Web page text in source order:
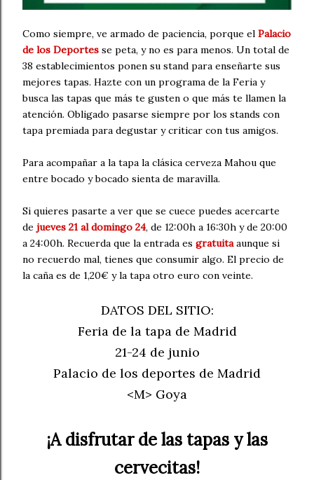
Como siempre, ve armado de paciencia, porque el Palacio
de los Deportes se peta, y no es para menos. Un total de
38 establecimientos ponen su stand para enseñarte sus
mejores tapas. Hazte con un programa de la Feria y
busca las tapas que más te gusten o que más te llamen la
atención. Obligado pasarse siempre por los stands con
tapa premiada para degustar y criticar con tus amigos.
Para acompañar a la tapa la clásica cerveza Mahou que
entre bocado y bocado sienta de maravilla.
Si quieres pasarte a ver que se cuece puedes acercarte
de jueves 21 al domingo 24, de 12:00h a 16:30h y de 20:00
a 24:00h. Recuerda que la entrada es gratuitaaunque si
no recuerdo mal, tienes que consumir algo. El precio de
la caña es de 1,20€ y la tapa otro euro con veinte.
DATOS DEL SITIO:
Feria de la tapa de Madrid
21-24 de junio
Palacio de los deportes de Madrid
<M> Goya
¡A disfrutar de las tapas y las
cervecitas!